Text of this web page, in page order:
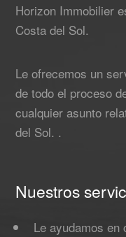
Horizon Immobilier
Costa del Sol.
Le ofrecemos un
de todo el proceso
cualquier asunto
del Sol. .
Nuestros
Le ayudamos